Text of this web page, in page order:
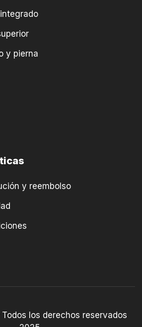
y pierna
y reembolso
los derechos reservados